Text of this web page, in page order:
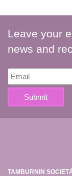
Leave your
news and
TAMBURNIN